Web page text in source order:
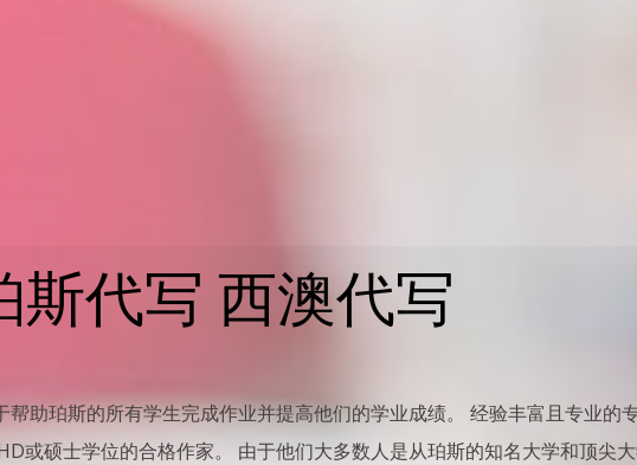
斯代写 西澳代写
助珀斯的所有学生完成作业并提高他们的学业成绩。 经验丰富且专业的
或硕士学位的合格作家。 由于他们大多数人是从珀斯的知名大学和顶尖